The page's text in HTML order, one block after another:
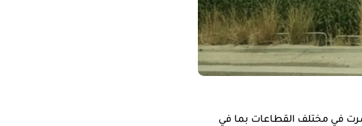
في مختلف القطاعات بما في